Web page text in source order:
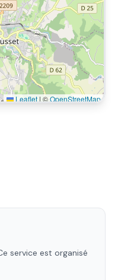
Leaflet | ©OpenStreetMap
service est organisé